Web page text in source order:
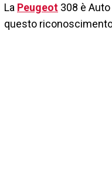
La Peugeot 308 è
questo